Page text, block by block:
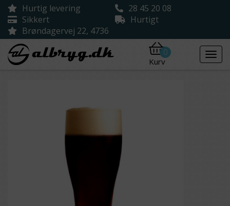
Hurtig levering
28 45 20 08
Sikkert
Hurtigt
Brøndagervej 22, 4736
0
Kurv